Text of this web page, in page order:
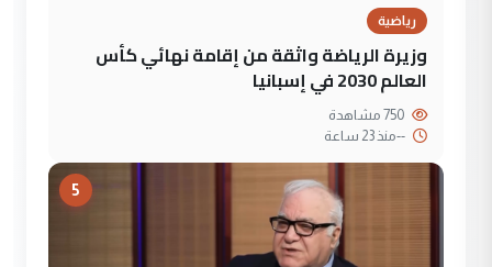
رياضية
وزيرة الرياضة واثقة من إقامة نهائي كأس
العالم 2030 في إسبانيا
--منذ 23 ساعة
5